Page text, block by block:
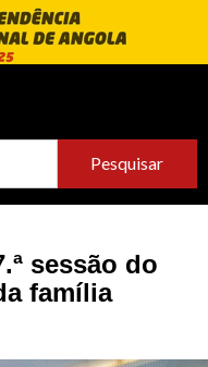
sessão do
família